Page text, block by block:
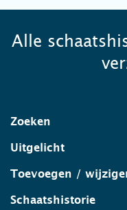
Alle
Zoeken
Uitgelicht
Toevoegen /
Schaatshistorie